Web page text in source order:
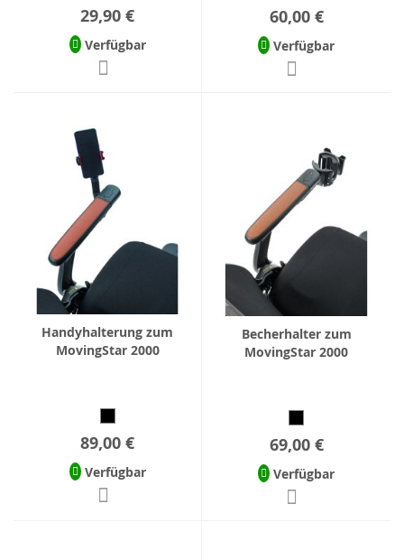
29,90 €
Verfügbar
60,00 €
Verfügbar
Handyhalterung zum
MovingStar 2000
89,00 €
Verfügbar
Becherhalter zum
MovingStar 2000
69,00 €
Verfügbar